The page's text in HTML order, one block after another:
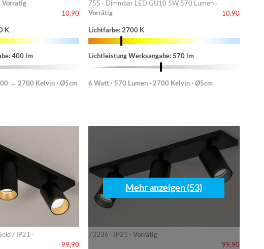
Vorrätig
10,90
K
400 lm
→ 2700 Kelvin · Ø5cm
755 · Dimmbar LED GU10 5W 570 Lumen ·
Vorrätig
10,90
Lichtfarbe: 2700 K
Lichtleistung Werksangabe: 570 lm
6 Watt · 570 Lumen · 2700 Kelvin · Ø5cm
/ IP21 ·
99,90
73236 · IP21 · Vorrätig
99,90
Mehr anzeigen (53)